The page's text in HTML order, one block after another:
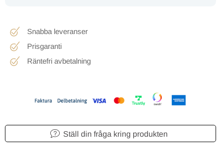
Snabba leveranser
Prisgaranti
Räntefri avbetalning
Ställ din fråga kring produkten